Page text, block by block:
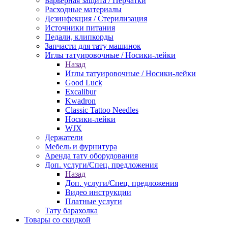
Расходные материалы
Дезинфекция / Стерилизация
Источники питания
Педали, клипкорды
Запчасти для тату машинок
Иглы татуировочные / Носики-лейки
Назад
Иглы татуировочные / Носики-лейки
Good Luck
Excalibur
Kwadron
Classic Tattoo Needles
Носики-лейки
WJX
Держатели
Мебель и фурнитура
Аренда тату оборудования
Доп. услуги/Спец. предложения
Назад
Доп. услуги/Спец. предложения
Видео инструкции
Платные услуги
Тату барахолка
Товары со скидкой